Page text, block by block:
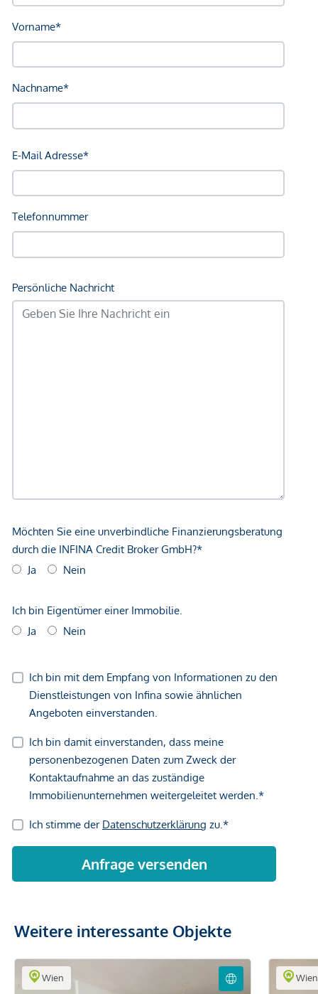
Weitere interessante Objekte
Wien Wien